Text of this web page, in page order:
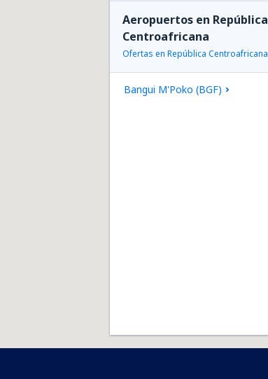
Aeropuertos en República
Centroafricana
Ofertas en República Centroafricana
Bangui M'Poko (BGF)